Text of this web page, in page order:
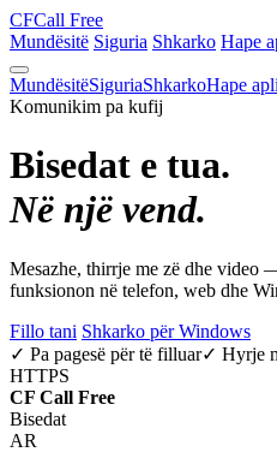
CFCall Free
Mundësitë Siguria Shkarko Hape
MundësitëSiguriaShkarkoHape
Komunikim pa kufij
Bisedat e tua.
Në një vend.
Mesazhe, thirrje me zë dhe video
funksionon në telefon, web dhe
Fillo tani Shkarko për Windows
✓ Pa pagesë për të filluar✓ Hyrje
HTTPS
CF Call Free
Bisedat
AR